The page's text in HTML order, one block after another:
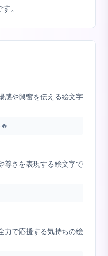
。
感や興奮を伝える絵文字
尊さを表現する絵文字で
力で応援する気持ちの絵